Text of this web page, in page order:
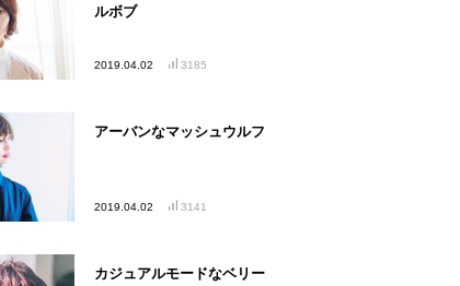
ルボブ
2019.04.02 3185
アーバンなマッシュウルフ
2019.04.02 3141
カジュアルモードなベリー